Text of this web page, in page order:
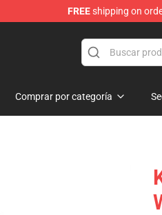
FREEshipping on
Comprar por categoría